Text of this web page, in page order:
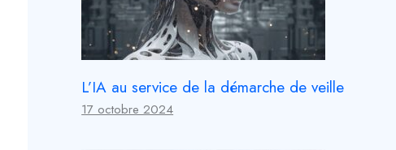
L’IA au service de la démarche de veille
17 octobre 2024